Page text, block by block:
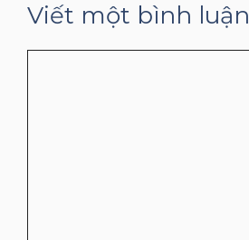
Viết một bình luận